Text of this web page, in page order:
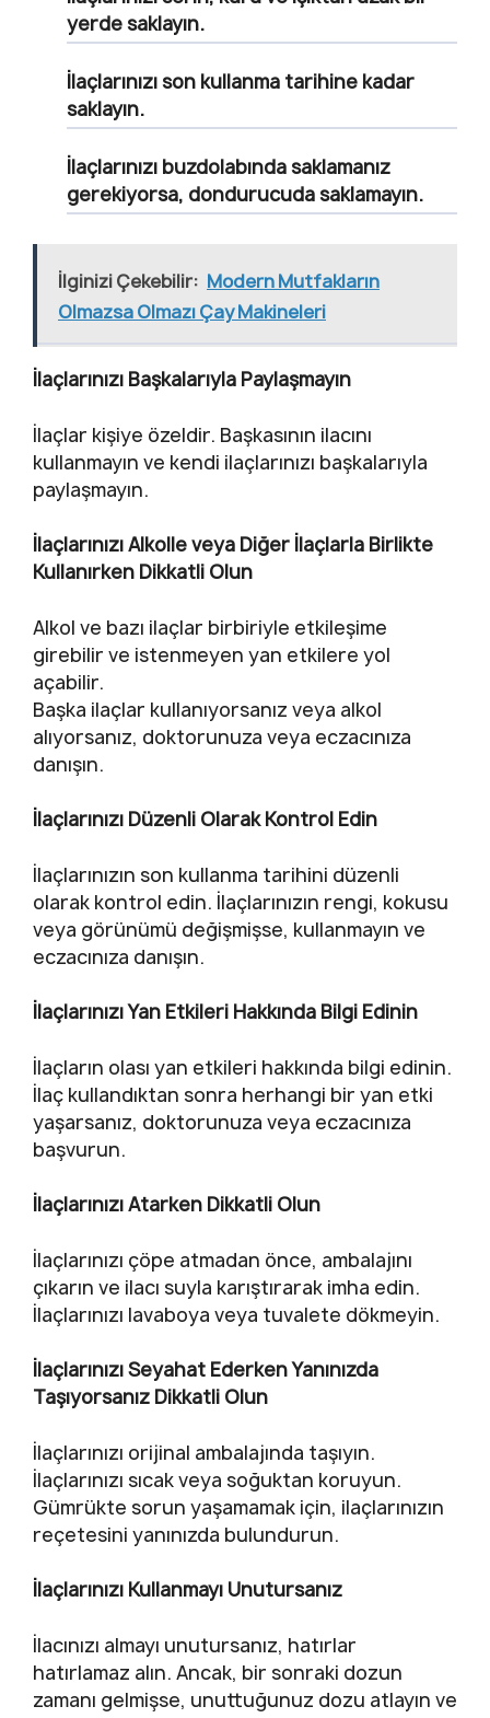
yerde saklayın.
İlaçlarınızı son kullanma tarihine kadar
saklayın.
İlaçlarınızı buzdolabında saklamanız
gerekiyorsa, dondurucuda saklamayın.
İlginizi Çekebilir: Modern Mutfakların
Olmazsa Olmazı Çay Makineleri
İlaçlarınızı Başkalarıyla Paylaşmayın
İlaçlar kişiye özeldir. Başkasının ilacını
kullanmayın ve kendi ilaçlarınızı başkalarıyla
paylaşmayın.
İlaçlarınızı Alkolle veya Diğer İlaçlarla Birlikte
Kullanırken Dikkatli Olun
Alkol ve bazı ilaçlar birbiriyle etkileşime
girebilir ve istenmeyen yan etkilere yol
açabilir.
Başka ilaçlar kullanıyorsanız veya alkol
alıyorsanız, doktorunuza veya eczacınıza
danışın.
İlaçlarınızı Düzenli Olarak Kontrol Edin
İlaçlarınızın son kullanma tarihini düzenli
olarak kontrol edin. İlaçlarınızın rengi, kokusu
veya görünümü değişmişse, kullanmayın ve
eczacınıza danışın.
İlaçlarınızı Yan Etkileri Hakkında Bilgi Edinin
İlaçların olası yan etkileri hakkında bilgi edinin.
İlaç kullandıktan sonra herhangi bir yan etki
yaşarsanız, doktorunuza veya eczacınıza
başvurun.
İlaçlarınızı Atarken Dikkatli Olun
İlaçlarınızı çöpe atmadan önce, ambalajını
çıkarın ve ilacı suyla karıştırarak imha edin.
İlaçlarınızı lavaboya veya tuvalete dökmeyin.
İlaçlarınızı Seyahat Ederken Yanınızda
Taşıyorsanız Dikkatli Olun
İlaçlarınızı orijinal ambalajında taşıyın.
İlaçlarınızı sıcak veya soğuktan koruyun.
Gümrükte sorun yaşamamak için, ilaçlarınızın
reçetesini yanınızda bulundurun.
İlaçlarınızı Kullanmayı Unutursanız
İlacınızı almayı unutursanız, hatırlar
hatırlamaz alın. Ancak, bir sonraki dozun
zamanı gelmişse, unuttuğunuz dozu atlayın ve